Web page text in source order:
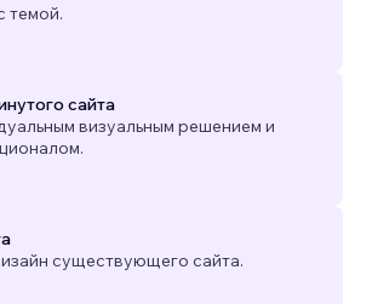
темой.
сайта
визуальным решением и
существующего сайта.